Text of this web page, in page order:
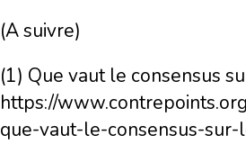
(A suivre)
(1) Que vaut le consensus
https://
que-vaut-le-consensus-